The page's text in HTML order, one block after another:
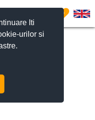
Iti
urilor si
0
ne